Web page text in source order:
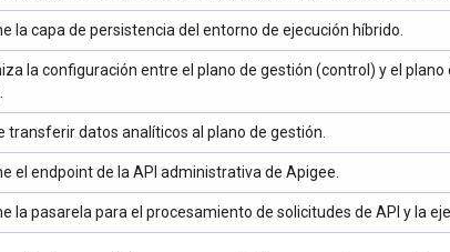
la capa de persistencia del entorno de ejecución híbrido.
la configuración entre el plano de gestión (control) y el
transferir datos analíticos al plano de gestión.
el endpoint de la API administrativa de Apigee.
la pasarela para el procesamiento de solicitudes de API y la